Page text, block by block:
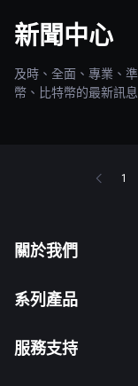
新聞中心
及時、全面、專業、
幣、比特幣的最新訊息
1
關於我們
系列產品
服務支持